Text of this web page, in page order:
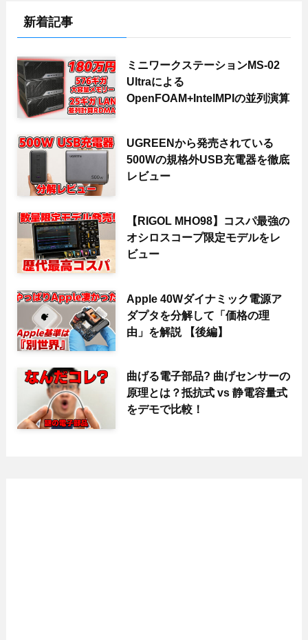
新着記事
ミニワークステーションMS-02
Ultraによる
OpenFOAM+IntelMPIの並列演算
UGREENから発売されている
500Wの規格外USB充電器を徹底
レビュー
【RIGOL MHO98】コスパ最強の
オシロスコープ限定モデルをレ
ビュー
Apple 40Wダイナミック電源ア
ダプタを分解して「価格の理
由」を解説 【後編】
曲げる電子部品? 曲げセンサーの
原理とは？抵抗式 vs 静電容量式
をデモで比較！